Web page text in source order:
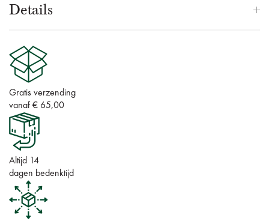
Details
Gratis verzending
vanaf € 65,00
Altijd 14
dagen bedenktijd